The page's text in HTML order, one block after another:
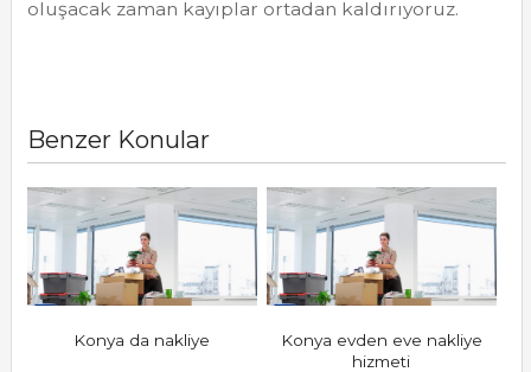
oluşacak zaman kayıplar ortadan kaldırıyoruz.
Benzer Konular
Konya da nakliye
Konya evden eve nakliye
hizmeti